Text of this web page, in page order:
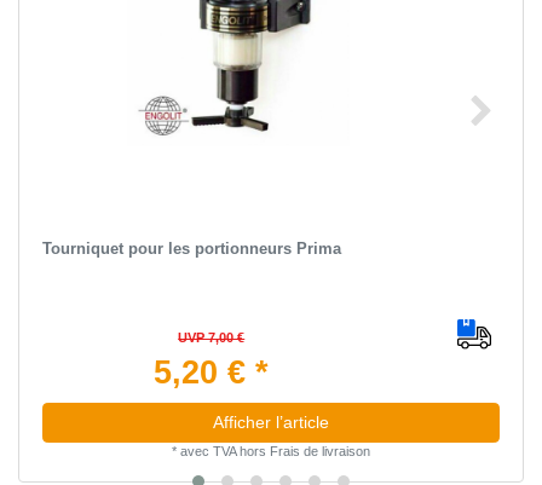
Tourniquet pour les portionneurs Prima
UVP 7,00 €
5,20 € *
Afficher l’article
* avec TVAhors Frais de livraison